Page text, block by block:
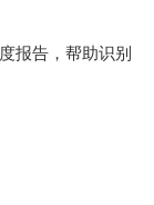
度报告，帮助识别